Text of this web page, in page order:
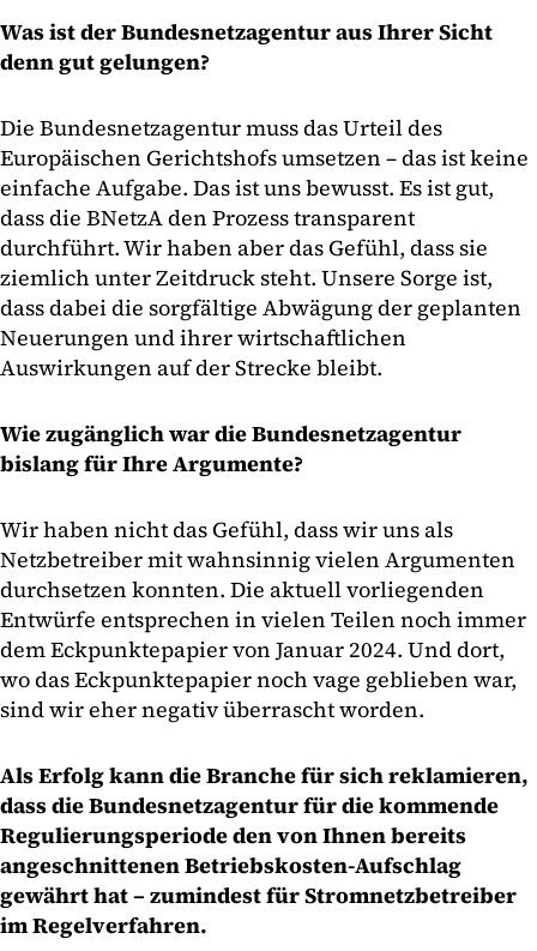
Was ist der Bundesnetzagentur aus Ihrer Sicht
denn gut gelungen?
Die Bundesnetzagentur muss das Urteil des
Europäischen Gerichtshofs umsetzen – das ist keine
einfache Aufgabe. Das ist uns bewusst. Es ist gut,
dass die BNetzA den Prozess transparent
durchführt. Wir haben aber das Gefühl, dass sie
ziemlich unter Zeitdruck steht. Unsere Sorge ist,
dass dabei die sorgfältige Abwägung der geplanten
Neuerungen und ihrer wirtschaftlichen
Auswirkungen auf der Strecke bleibt.
Wie zugänglich war die Bundesnetzagentur
bislang für Ihre Argumente?
Wir haben nicht das Gefühl, dass wir uns als
Netzbetreiber mit wahnsinnig vielen Argumenten
durchsetzen konnten. Die aktuell vorliegenden
Entwürfe entsprechen in vielen Teilen noch immer
dem Eckpunktepapier von Januar 2024. Und dort,
wo das Eckpunktepapier noch vage geblieben war,
sind wir eher negativ überrascht worden.
Als Erfolg kann die Branche für sich reklamieren,
dass die Bundesnetzagentur für die kommende
Regulierungsperiode den von Ihnen bereits
angeschnittenen Betriebskosten-Aufschlag
gewährt hat – zumindest für Stromnetzbetreiber
im Regelverfahren.